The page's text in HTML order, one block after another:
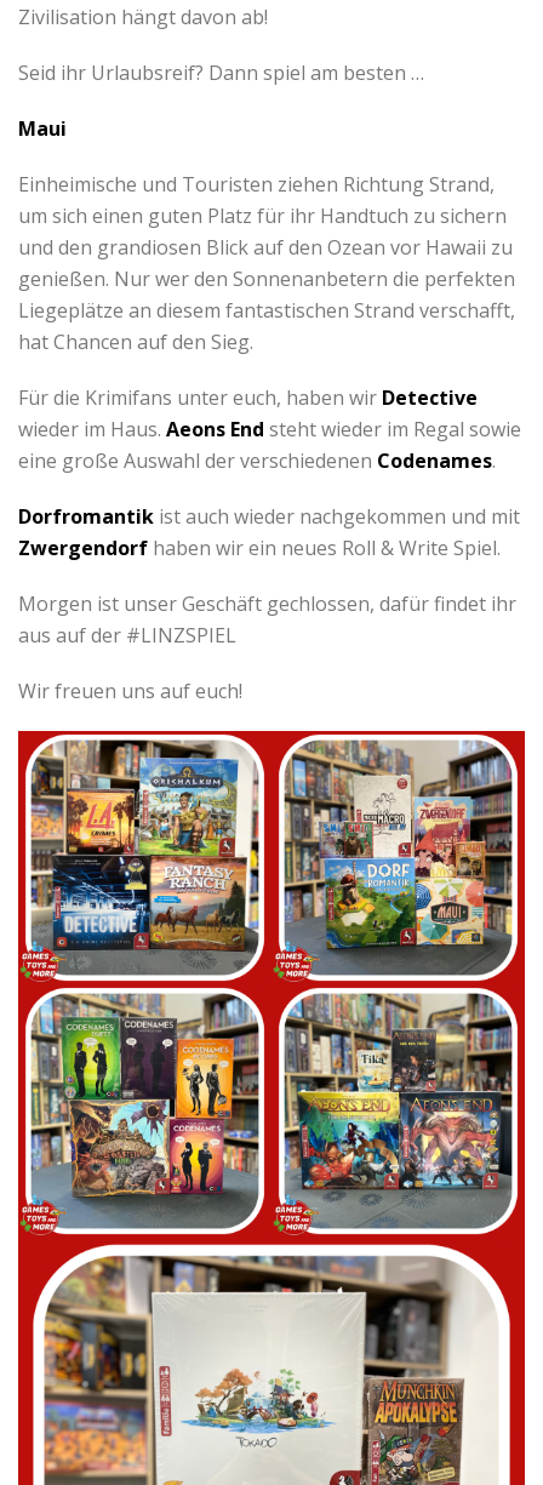
Zivilisation hängt davon ab!
Seid ihr Urlaubsreif? Dann spiel am besten …
Maui
Einheimische und Touristen ziehen Richtung Strand,
um sich einen guten Platz für ihr Handtuch zu sichern
und den grandiosen Blick auf den Ozean vor Hawaii zu
genießen. Nur wer den Sonnenanbetern die perfekten
Liegeplätze an diesem fantastischen Strand verschafft,
hat Chancen auf den Sieg.
Für die Krimifans unter euch, haben wir Detective
wieder im Haus. Aeons End steht wieder im Regal sowie
eine große Auswahl der verschiedenen Codenames.
Dorfromantik ist auch wieder nachgekommen und mit
Zwergendorf haben wir ein neues Roll & Write Spiel.
Morgen ist unser Geschäft gechlossen, dafür findet ihr
aus auf der #LINZSPIEL
Wir freuen uns auf euch!